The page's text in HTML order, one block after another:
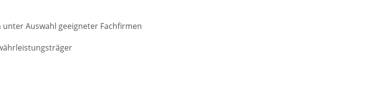
Auswahl geeigneter Fachfirmen